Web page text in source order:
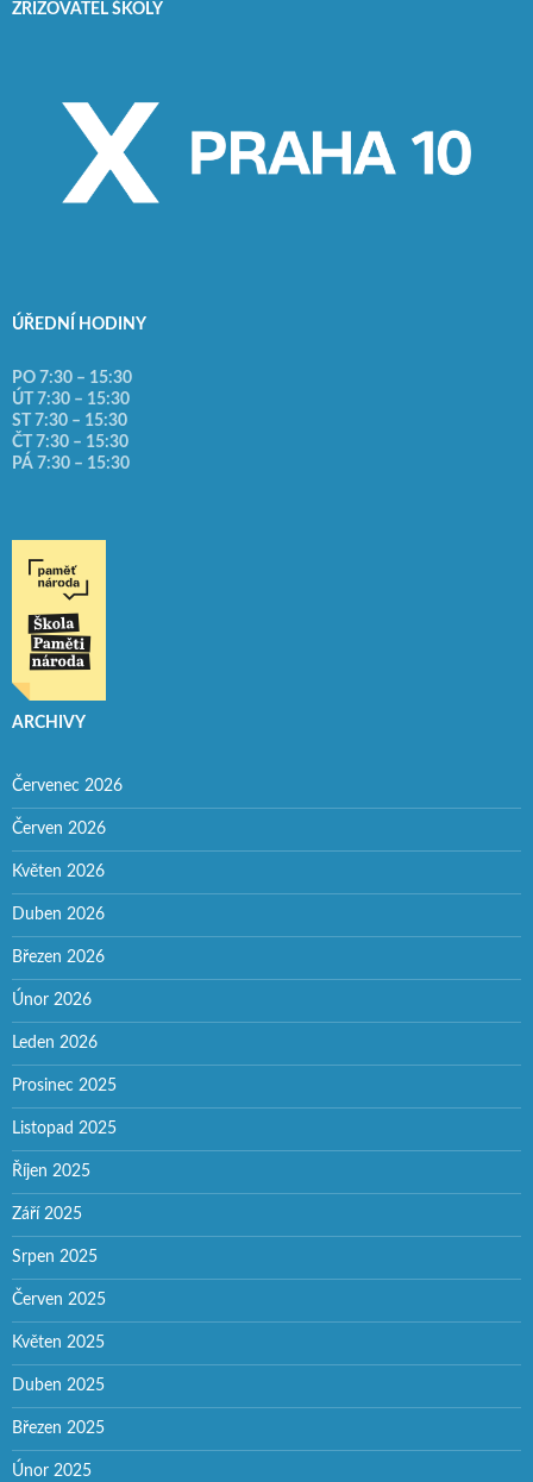
ZŘIZOVATEL ŠKOLY
ÚŘEDNÍ HODINY
PO 7:30 – 15:30
ÚT 7:30 – 15:30
ST 7:30 – 15:30
ČT 7:30 – 15:30
PÁ 7:30 – 15:30
ARCHIVY
Červenec 2026
Červen 2026
Květen 2026
Duben 2026
Březen 2026
Únor 2026
Leden 2026
Prosinec 2025
Listopad 2025
Říjen 2025
Září 2025
Srpen 2025
Červen 2025
Květen 2025
Duben 2025
Březen 2025
Únor 2025